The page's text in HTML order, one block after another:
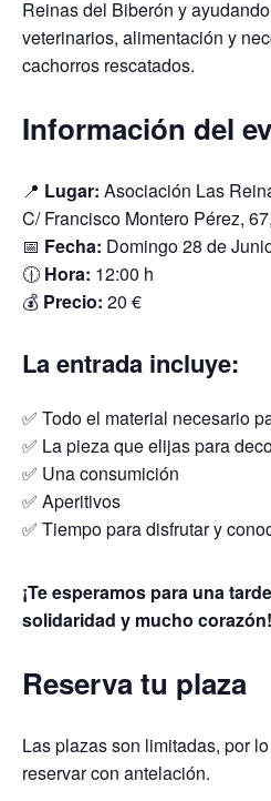
Reinas del Biberón y
veterinarios, alimentación y
cachorros rescatados.
Información del
📍 Lugar: Asociación Las
C/ Francisco Montero Pérez,
📅 Fecha: Domingo 28 de
🕧 Hora: 12:00 h
💰 Precio: 20 €
La entrada incluye:
✅ Todo el material necesario
✅ La pieza que elijas para
✅ Una consumición
✅ Aperitivos
✅ Tiempo para disfrutar y
¡Te esperamos para una
solidaridad y mucho corazón!
Reserva tu plaza
Las plazas son limitadas, por
reservar con antelación.